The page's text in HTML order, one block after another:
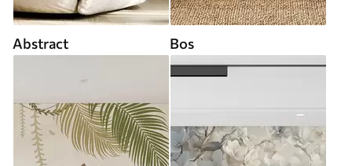
Abstract Bos